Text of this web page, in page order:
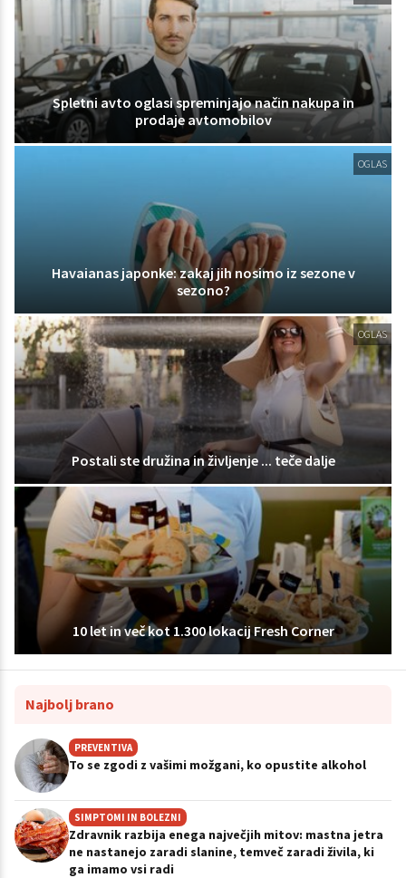
Spletni avto oglasi spreminjajo način nakupa in
prodaje avtomobilov
OGLAS
Havaianas japonke: zakaj jih nosimo iz sezone v
sezono?
OGLAS
Postali ste družina in življenje ... teče dalje
10 let in več kot 1.300 lokacij Fresh Corner
Najbolj brano
PREVENTIVA
To se zgodi z vašimi možgani, ko opustite alkohol
SIMPTOMI IN BOLEZNI
Zdravnik razbija enega največjih mitov: mastna jetra
ne nastanejo zaradi slanine, temveč zaradi živila, ki
ga imamo vsi radi